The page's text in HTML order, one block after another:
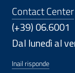
Contact Center
(+39) 06.6001
Dal lunedì al
Inail risponde